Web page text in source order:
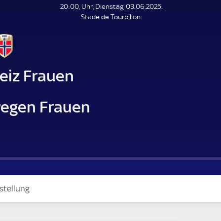
L
E
N
20:00, Uhr, Dienstag, 03.06.2025.
Stade de Tourbillon.
Frauen
Frauen